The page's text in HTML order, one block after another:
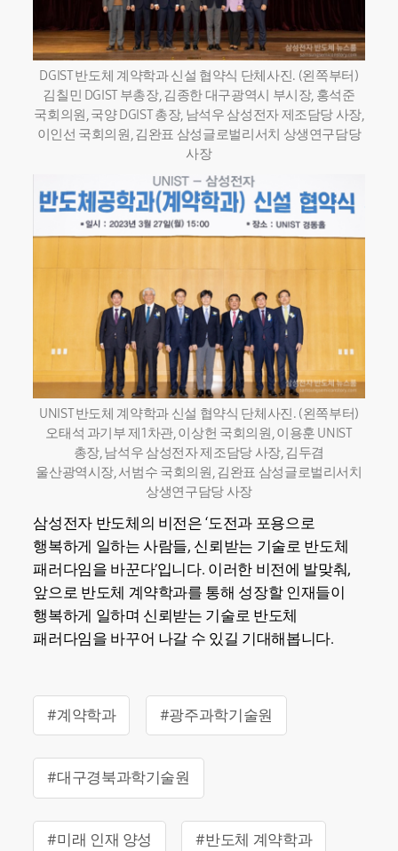
DGIST 반도체 계약학과 신설 협약식 단체사진. (왼쪽부터)
김칠민 DGIST 부총장, 김종한 대구광역시 부시장, 홍석준
국회의원, 국양 DGIST 총장, 남석우 삼성전자 제조담당 사장,
이인선 국회의원, 김완표 삼성글로벌리서치 상생연구담당
사장
UNIST 반도체 계약학과 신설 협약식 단체사진. (왼쪽부터)
오태석 과기부 제1차관, 이상헌 국회의원, 이용훈 UNIST
총장, 남석우 삼성전자 제조담당 사장, 김두겸
울산광역시장, 서범수 국회의원, 김완표 삼성글로벌리서치
상생연구담당 사장
삼성전자 반도체의 비전은 ‘도전과 포용으로
행복하게 일하는 사람들, 신뢰받는 기술로 반도체
패러다임을 바꾼다’입니다. 이러한 비전에 발맞춰,
앞으로 반도체 계약학과를 통해 성장할 인재들이
행복하게 일하며 신뢰받는 기술로 반도체
패러다임을 바꾸어 나갈 수 있길 기대해봅니다.
#계약학과 #광주과학기술원
#대구경북과학기술원
#미래 인재 양성 #반도체 계약학과